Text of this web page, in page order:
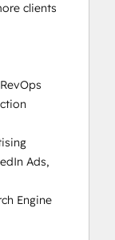
clients
Ads,
Engine